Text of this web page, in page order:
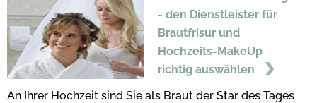
- den Dienstleister für
Brautfrisur und
Hochzeits-MakeUp
richtig auswählen
An Ihrer Hochzeit sind Sie als Braut der Star des Tages